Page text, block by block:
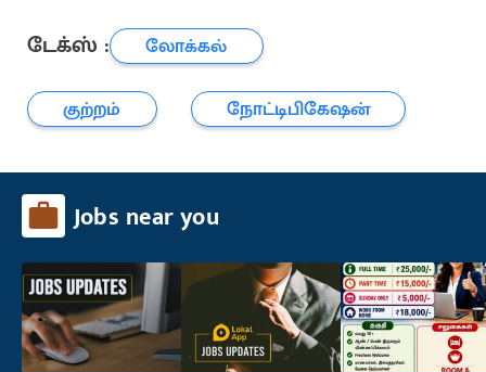
டேக்ஸ் :
லோக்கல்
குற்றம்
நோட்டிபிகேஷன்
Jobs near you